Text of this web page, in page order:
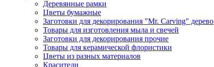
Деревянные рамки
Цветы бумажные
Заготовки для декорирования "Mr. Carving" дерево
Товары для изготовления мыла и свечей
Заготовки для декорирования прочие
Товары для керамической флористики
Цветы из разных материалов
Красители